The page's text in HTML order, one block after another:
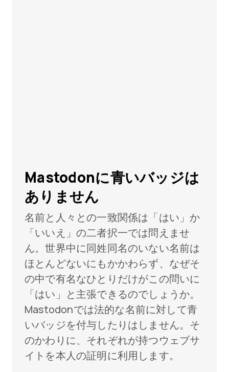
Mastodonに青いバッジは
ありません
名前と人々との一致関係は「はい」か
「いいえ」の二者択一では問えませ
ん。世界中に同姓同名のいない名前は
ほとんどないにもかかわらず、なぜそ
の中で有名なひとりだけがこの問いに
「はい」と主張できるのでしょうか。
Mastodonでは法的な名前に対して青
いバッジを付与したりはしません。そ
のかわりに、それぞれが持つウェブサ
イトを本人の証明に利用します。